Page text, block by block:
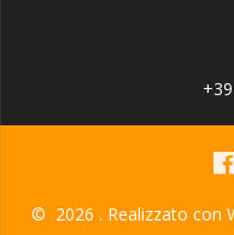
© 2026 . Realizzato con